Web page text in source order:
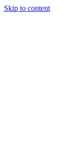
Skip to content